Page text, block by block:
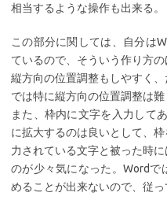
相当するような操作も出来る。
この部分に関しては、自分は
ているので、そういう作り方
縦方向の位置調整もしやすく
では特に縦方向の位置調整は難
また、枠内に文字を入力して
に拡大するのは良いとして、
力されている文字と被った時
のが少々気になった。Wordで
めることが出来ないので、従